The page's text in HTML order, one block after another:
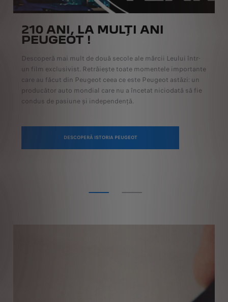
210 ANI, LA MULȚI ANI
PEUGEOT !
Descoperă mai mult de două secole ale mărcii Leului într-
un film exclusivist. Retrăiește toate momentele importante
care au făcut din Peugeot ceea ce este Peugeot astăzi: un
producător auto mondial care nu a încetat niciodată să fie
condus de pasiune și independență.
DESCOPERĂ ISTORIA PEUGEOT